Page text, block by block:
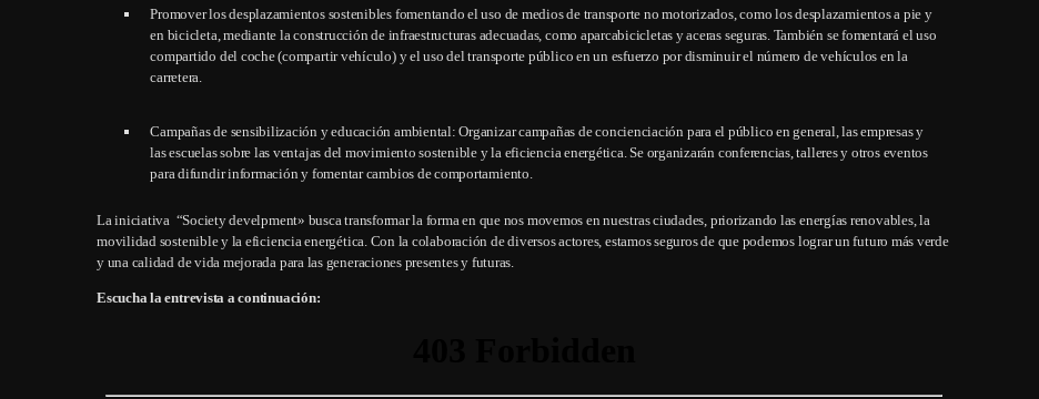
Promover los desplazamientos sostenibles fomentando el uso de medios de transporte no motorizados, como los desplazamientos a pie y
en bicicleta, mediante la construcción de infraestructuras adecuadas, como aparcabicicletas y aceras seguras. También se fomentará el uso
compartido del coche (compartir vehículo) y el uso del transporte público en un esfuerzo por disminuir el número de vehículos en la
carretera.
Campañas de sensibilización y educación ambiental: Organizar campañas de concienciación para el público en general, las empresas y
las escuelas sobre las ventajas del movimiento sostenible y la eficiencia energética. Se organizarán conferencias, talleres y otros eventos
para difundir información y fomentar cambios de comportamiento.
La iniciativa “Society develpment» busca transformar la forma en que nos movemos en nuestras ciudades, priorizando las energías renovables, la
movilidad sostenible y la eficiencia energética. Con la colaboración de diversos actores, estamos seguros de que podemos lograr un futuro más verde
y una calidad de vida mejorada para las generaciones presentes y futuras.
Escucha la entrevista a continuación: